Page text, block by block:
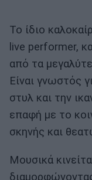
Το ίδιο
live performer,
από τα
Είναι γνωστός
στυλ και την
επαφή με το
σκηνής και
Μουσικά